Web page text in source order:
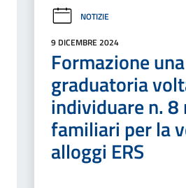
NOTIZIE
9 DICEMBRE 2024
Formazione una
graduatoria
individuare n. 8
familiari per la
alloggi ERS